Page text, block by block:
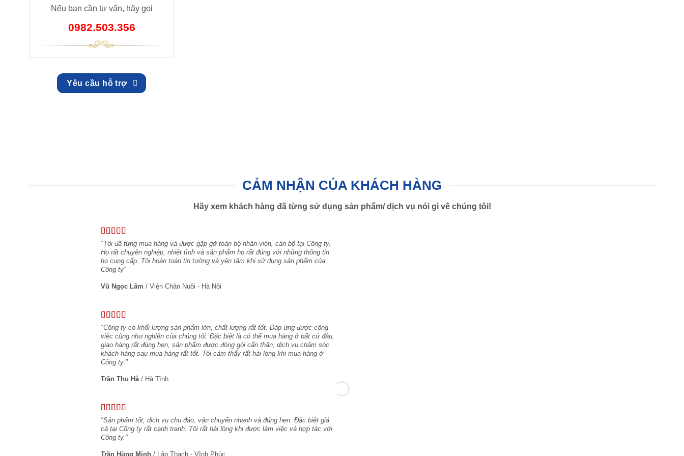
Nếu bạn cần tư vấn, hãy gọi
0982.503.356
Yêu cầu hỗ trợ
CẢM NHẬN CỦA KHÁCH HÀNG
Hãy xem khách hàng đã từng sử dụng sản phẩm/ dịch vụ nói gì về chúng tôi!
"Tôi đã từng mua hàng và được gặp gỡ toàn bộ nhân viên, cán bộ tại Công ty.
Họ rất chuyên nghiệp, nhiệt tình và sản phẩm họ rất đúng với những thông tin
họ cung cấp. Tôi hoàn toàn tin tưởng và yên tâm khi sử dụng sản phẩm của
Công ty"
Vũ Ngọc Lâm / Viện Chăn Nuôi - Hà Nội
"Công ty có khối lượng sản phẩm lớn, chất lượng rất tốt. Đáp ứng được công
việc cũng như nghiên của chúng tôi. Đặc biệt là có thể mua hàng ở bất cứ đâu,
giao hàng rất đúng hẹn, sản phẩm được đóng gói cẩn thận, dịch vụ chăm sóc
khách hàng sau mua hàng rất tốt. Tôi cảm thấy rất hài lòng khi mua hàng ở
Công ty."
Trần Thu Hà / Hà Tĩnh
"Sản phẩm tốt, dịch vụ chu đáo, vận chuyển nhanh và đúng hẹn. Đặc biệt giá
cả tại Công ty rất cạnh tranh. Tôi rất hài lòng khi được làm việc và hợp tác với
Công ty."
Trần Hùng Minh / Lập Thạch - Vĩnh Phúc